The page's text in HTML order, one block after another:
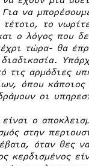
Για να
τέτοιο, το
ο λόγος που
τώρα- θα
τις αρμόδιες
όπου κάποιος
οι
ο
στην
όταν θες
κερδισμένος